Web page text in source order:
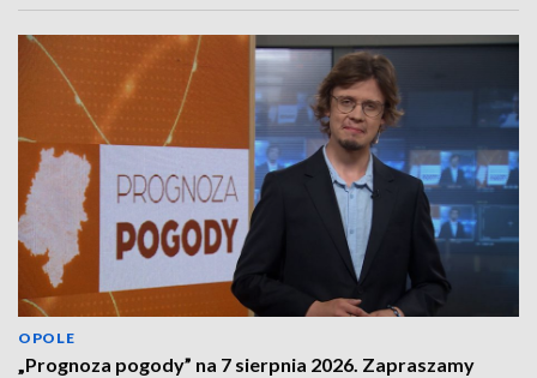
OPOLE
„Prognoza pogody” na 7 sierpnia 2026. Zapraszamy